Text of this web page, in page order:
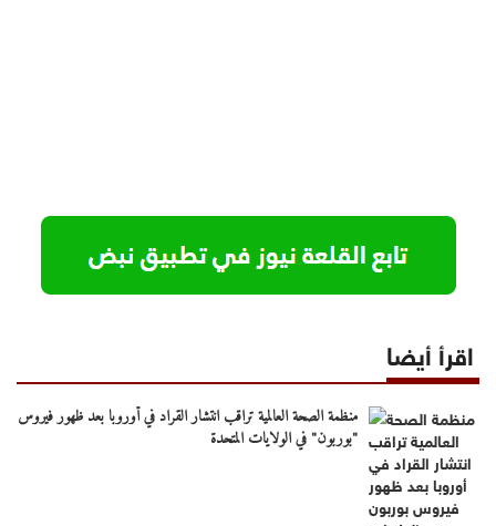
اقرأ أيضا
منظمة الصحة العالمية تراقب انتشار القراد في أوروبا بعد ظهور فيروس
"بوربون" في الولايات المتحدة